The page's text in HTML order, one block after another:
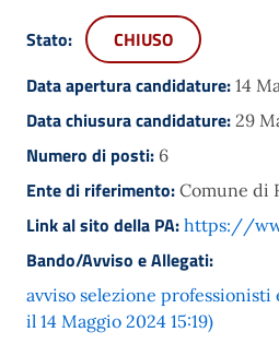
Stato:
CHIUSO
Data apertura candidature: 14
Data chiusura candidature: 29
Numero di posti: 6
Ente di riferimento: Comune di
Link al sito della PA: https://
Bando/Avviso e Allegati:
avviso selezione
il 14 Maggio 2024 15:19)